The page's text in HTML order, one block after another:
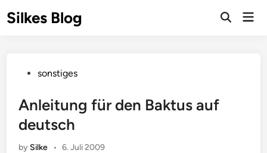
toSilkes Blog
Postedsonstiges
Anleitung für den Baktus auf
deutsch
by Silke • 6. Juli 2009